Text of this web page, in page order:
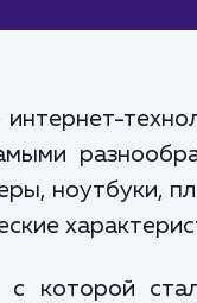
ноутбуки,
с которой